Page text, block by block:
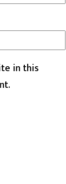
in this